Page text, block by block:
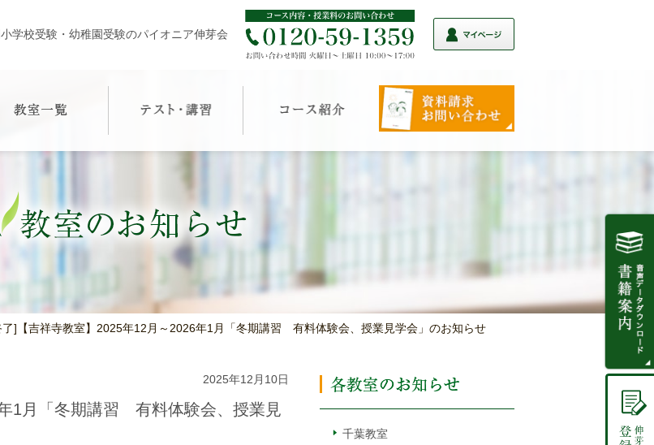
学校受験・幼稚園受験のパイオニア伸芽会
了]【吉祥寺教室】2025年12月～2026年1月「冬期講習 有料体験会、授業見学会」のお知らせ
2025年12月10日
1月「冬期講習 有料体験会、授業見
千葉教室